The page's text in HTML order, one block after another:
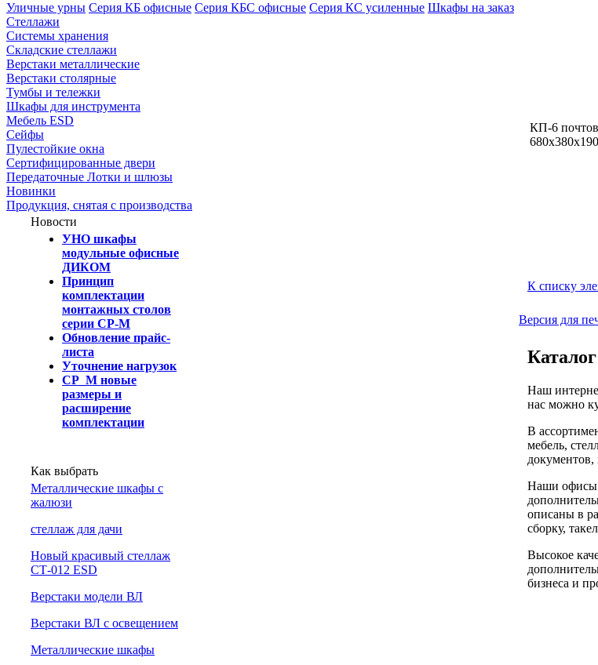
Уличные урны Серия КБ офисные Серия КБС офисные Серия КC усиленные Шкафы на заказ
Стеллажи
Системы хранения
Складские стеллажи
Верстаки металлические
Верстаки столярные
Тумбы и тележки
Шкафы для инструмента
Мебель ESD
Сейфы
Пулестойкие окна
Сертифицированные двери
Передаточные Лотки и шлюзы
Новинки
Продукция, снятая с производства
Новости
УНО шкафы
модульные офисные
ДИКОМ
Принцип
комплектации
монтажных столов
серии СР-М
Обновление прайс-
листа
Уточнение нагрузок
СР_М новые
размеры и
расширение
комплектации
Как выбрать
Металлические шкафы с
жалюзи
cтеллаж для дачи
Новый красивый стеллаж
СТ-012 ESD
Верстаки модели ВЛ
Верстаки ВЛ с освещением
Металлические шкафы
КП-6
К списку
Версия для
Наш
нас можно
В
мебель,
Наши офисы
описаны в
сборку,
Высокое
бизнеса и